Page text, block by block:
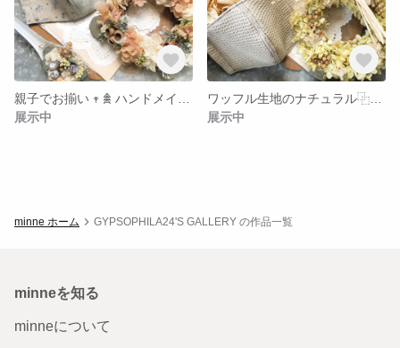
展示中
展示中
minne ホーム GYPSOPHILA24'S GALLERY の作品一覧
minneを知る
minneについて